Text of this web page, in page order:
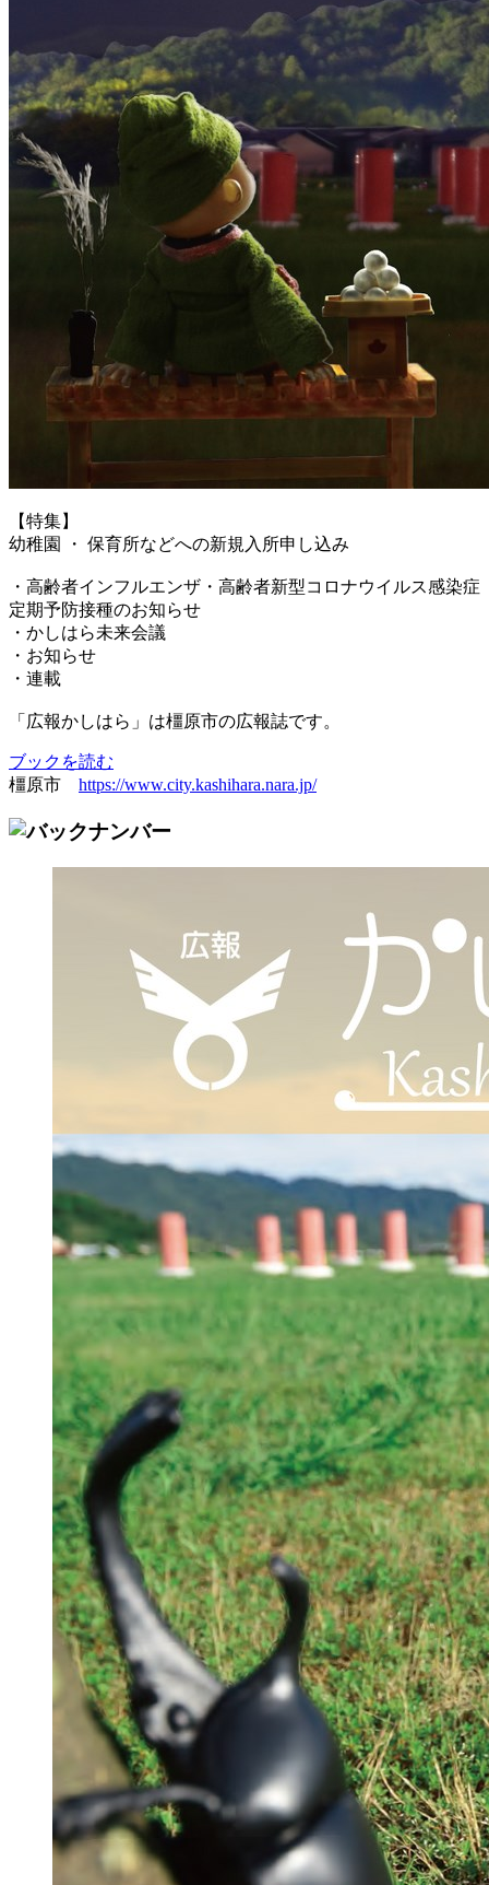
【特集】
幼稚園 ・ 保育所などへの新規入所申し込み
・高齢者インフルエンザ・高齢者新型コロナウイルス感染症
定期予防接種のお知らせ
・かしはら未来会議
・お知らせ
・連載
「広報かしはら」は橿原市の広報誌です。
ブックを読む
橿原市 https://www.city.kashihara.nara.jp/